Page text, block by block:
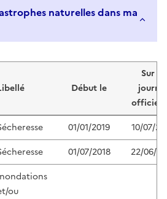
naturelles dans ma
Début le
Sur le
journal
officiel
01/01/2019
10/07/
01/07/2018 22/06/
ou